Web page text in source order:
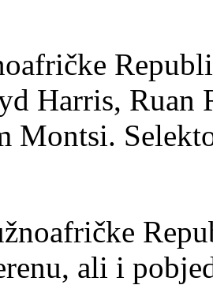
Harris, Ruan
Montsi.
ali i